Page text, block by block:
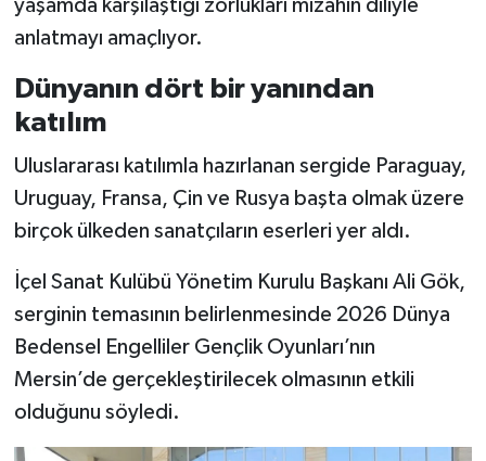
yaşamda karşılaştığı zorlukları mizahın diliyle
anlatmayı amaçlıyor.
Dünyanın dört bir yanından
katılım
Uluslararası katılımla hazırlanan sergide Paraguay,
Uruguay, Fransa, Çin ve Rusya başta olmak üzere
birçok ülkeden sanatçıların eserleri yer aldı.
İçel Sanat Kulübü Yönetim Kurulu Başkanı Ali Gök,
serginin temasının belirlenmesinde 2026 Dünya
Bedensel Engelliler Gençlik Oyunları’nın
Mersin’de gerçekleştirilecek olmasının etkili
olduğunu söyledi.